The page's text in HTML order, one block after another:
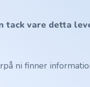
tack vare detta
ni finner